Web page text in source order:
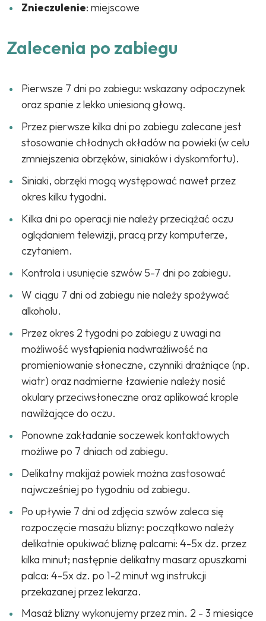
Znieczulenie: miejscowe
Zalecenia po zabiegu
Pierwsze 7 dni po zabiegu: wskazany odpoczynek
oraz spanie z lekko uniesioną głową.
Przez pierwsze kilka dni po zabiegu zalecane jest
stosowanie chłodnych okładów na powieki (w celu
zmniejszenia obrzęków, siniaków i dyskomfortu).
Siniaki, obrzęki mogą występować nawet przez
okres kilku tygodni.
Kilka dni po operacji nie należy przeciążać oczu
oglądaniem telewizji, pracą przy komputerze,
czytaniem.
Kontrola i usunięcie szwów 5-7 dni po zabiegu.
W ciągu 7 dni od zabiegu nie należy spożywać
alkoholu.
Przez okres 2 tygodni po zabiegu z uwagi na
możliwość wystąpienia nadwrażliwość na
promieniowanie słoneczne, czynniki drażniące (np.
wiatr) oraz nadmierne łzawienie należy nosić
okulary przeciwsłoneczne oraz aplikować krople
nawilżające do oczu.
Ponowne zakładanie soczewek kontaktowych
możliwe po 7 dniach od zabiegu.
Delikatny makijaż powiek można zastosować
najwcześniej po tygodniu od zabiegu.
Po upływie 7 dni od zdjęcia szwów zaleca się
rozpoczęcie masażu blizny: początkowo należy
delikatnie opukiwać bliznę palcami: 4-5x dz. przez
kilka minut; następnie delikatny masarz opuszkami
palca: 4-5x dz. po 1-2 minut wg instrukcji
przekazanej przez lekarza.
Masaż blizny wykonujemy przez min. 2 - 3 miesiące